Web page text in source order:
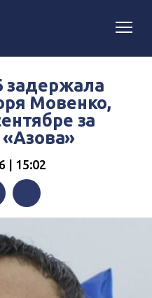
Мовенко,
за
| 15:02
Telegram